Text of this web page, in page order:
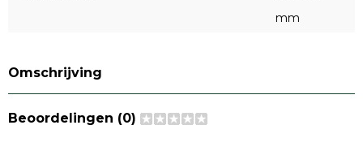
mm
Omschrijving
Beoordelingen (0)